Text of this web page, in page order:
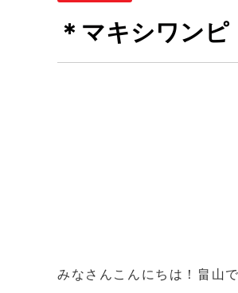
＊マキシワンピ
みなさんこんにちは！畠山